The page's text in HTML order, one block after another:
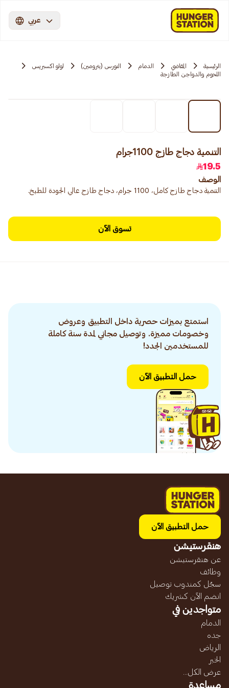
عربي
الرئيسية المقاضي الدمام النورس (بترومين)
لولو اكسبريس
اللحوم والدواجن الطازجة
التنمية دجاج طازج 1100جرام
19.5
الوصف
التنمية دجاج طازج كامل، 1100 جرام، دجاج طازج عالي الجودة للطبخ.
تسوق الآن
استمتع بميزات حصرية داخل التطبيق وعروض
وخصومات مميزة. وتوصيل مجاني لمدة سنة كاملة
للمستخدمين الجدد!
حمل التطبيق الآن
حمل التطبيق الآن
هنقرستيشن
عن هنقرستيشن
وظائف
سجّل كمندوب توصيل
انضم الآن كشريك
متواجدين في
الدمام
جده
الرياض
الخبر
عرض الكل...
مساعدة